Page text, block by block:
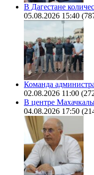
В Дагестане
05.08.2026 15:40
Команда
02.08.2026 11:00
В центре
04.08.2026 17:50